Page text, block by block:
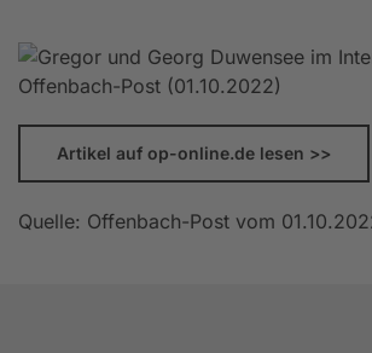
Artikel auf op-online.de lesen >>
Quelle: Offenbach-Post vom